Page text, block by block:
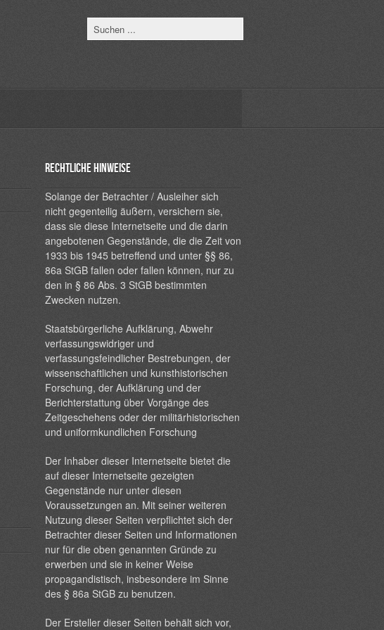
Rechtliche Hinweise
Solange der Betrachter / Ausleiher sich
nicht gegenteilig äußern, versichern sie,
dass sie diese Internetseite und die darin
angebotenen Gegenstände, die die Zeit von
1933 bis 1945 betreffend und unter §§ 86,
86a StGB fallen oder fallen können, nur zu
den in § 86 Abs. 3 StGB bestimmten
Zwecken nutzen.
Staatsbürgerliche Aufklärung, Abwehr
verfassungswidriger und
verfassungsfeindlicher Bestrebungen, der
wissenschaftlichen und kunsthistorischen
Forschung, der Aufklärung und der
Berichterstattung über Vorgänge des
Zeitgeschehens oder der militärhistorischen
und uniformkundlichen Forschung
Der Inhaber dieser Internetseite bietet die
auf dieser Internetseite gezeigten
Gegenstände nur unter diesen
Voraussetzungen an. Mit seiner weiteren
Nutzung dieser Seiten verpflichtet sich der
Betrachter dieser Seiten und Informationen
nur für die oben genannten Gründe zu
erwerben und sie in keiner Weise
propagandistisch, insbesondere im Sinne
des § 86a StGB zu benutzen.
Der Ersteller dieser Seiten behält sich vor,